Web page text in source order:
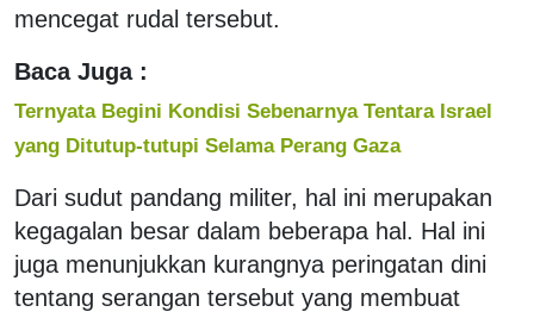
mencegat rudal tersebut.
Baca Juga :
Ternyata Begini Kondisi Sebenarnya Tentara Israel
yang Ditutup-tutupi Selama Perang Gaza
Dari sudut pandang militer, hal ini merupakan
kegagalan besar dalam beberapa hal. Hal ini
juga menunjukkan kurangnya peringatan dini
tentang serangan tersebut yang membuat